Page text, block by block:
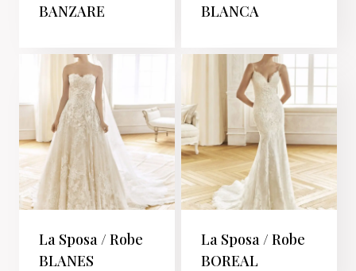
BANZARE
BLANCA
La Sposa / Robe
BLANES
La Sposa / Robe
BOREAL